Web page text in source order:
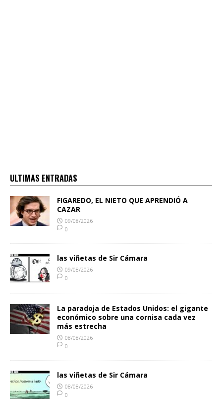
ULTIMAS ENTRADAS
FIGAREDO, EL NIETO QUE APRENDIÓ A
CAZAR
09/08/2026
0
las viñetas de Sir Cámara
09/08/2026
0
La paradoja de Estados Unidos: el gigante
económico sobre una cornisa cada vez
más estrecha
08/08/2026
0
las viñetas de Sir Cámara
08/08/2026
0